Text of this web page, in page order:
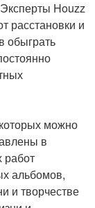
Houzz
расстановки и
обыграть
можно
в
работ
альбомов,
и творчестве